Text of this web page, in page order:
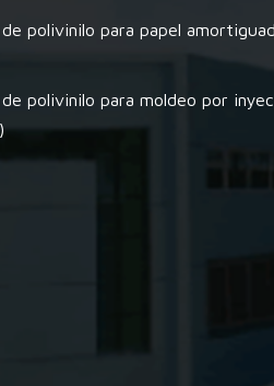
polivinilo para papel
polivinilo para moldeo por